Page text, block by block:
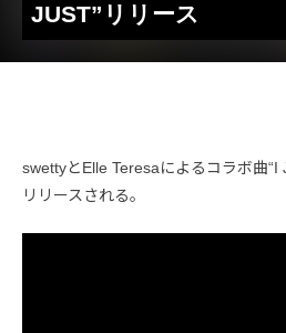
JUST”リリース
swettyとElle Teresaによるコラボ曲“I
リリースされる。